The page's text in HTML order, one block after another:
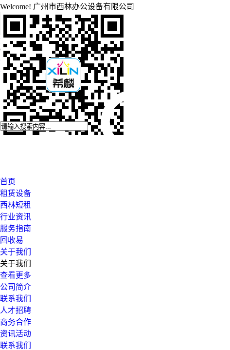
Welcome! 广州市西林办公设备有限公司
EMAIL
2881630378@QQ.com
CALL NOW
020-87545929
登录
注册
首页
租赁设备
西林短租
行业资讯
服务指南
回收易
关于我们
关于我们
查看更多
公司简介
联系我们
人才招聘
商务合作
资讯活动
联系我们